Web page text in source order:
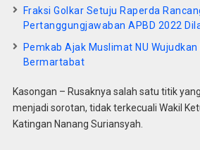
Fraksi Golkar Setuju Raperda
Pertanggungjawaban APBD 2022
Pemkab Ajak Muslimat NU
Bermartabat
Kasongan – Rusaknya salah satu titik
menjadi sorotan, tidak terkecuali Wakil
Katingan Nanang Suriansyah.